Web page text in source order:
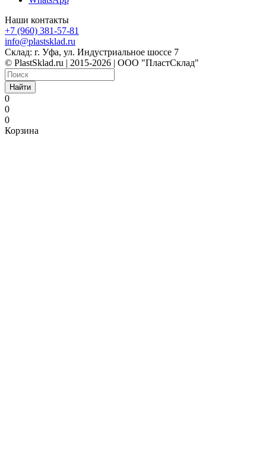
Наши контакты
+7 (960) 381-57-81
info@plastsklad.ru
Склад: г. Уфа, ул. Индустриальное шоссе 7
© PlastSklad.ru | 2015-2026 | ООО "ПластСклад"
Найти
0
0
0
Корзина